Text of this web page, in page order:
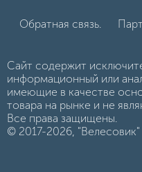
Обратная связь.
Сайт содержит
информационный или
имеющие в качестве
товара на рынке и не
Все права защищены.
© 2017-2026, "Велесовик"